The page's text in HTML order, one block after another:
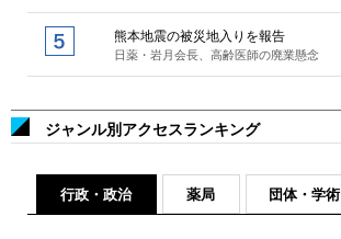
熊本地震の被災地入りを報告
日薬・岩月会長、高齢医師の廃業懸念
ジャンル別アクセスランキング
行政・政治 薬局 団体・学術